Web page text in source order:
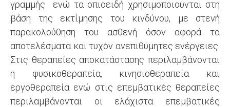
γραμμής ενώ τα οπιοειδή χρησιμοποιούνται στη
βάση της εκτίμησης του κινδύνου, με στενή
παρακολούθηση του ασθενή όσον αφορά τα
αποτελέσματα και τυχόν ανεπιθύμητες ενέργειες.
Στις θεραπείες αποκατάστασης περιλαμβάνονται
η φυσικοθεραπεία, κινησιοθεραπεία και
εργοθεραπεία ενώ στις επεμβατικές θεραπείες
περιλαμβάνονται οι ελάχιστα επεμβατικές